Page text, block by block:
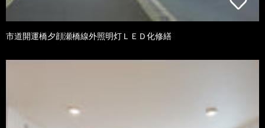
市道開運橋夕顔瀬橋線外照明灯ＬＥＤ化修繕